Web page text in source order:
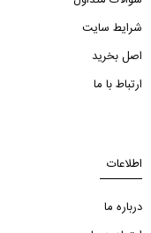
شرایط سایت
اصل بخرید
ارتباط با ما
اطلاعات
درباره ما